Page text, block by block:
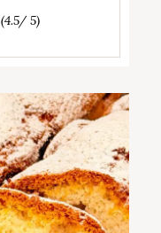
(4.5/ 5)